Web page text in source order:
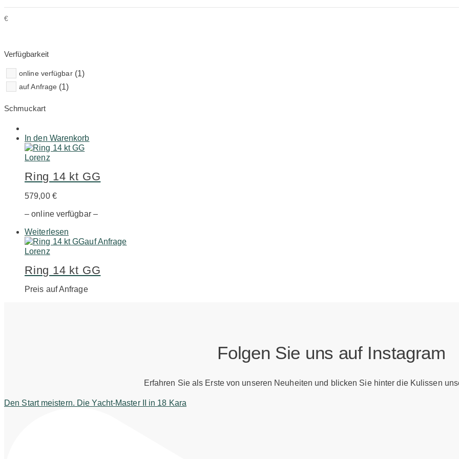
€
Verfügbarkeit
online verfügbar(1)
auf Anfrage (1)
Schmuckart
In den Warenkorb
Lorenz
Ring 14 kt GG
579,00 €
– online verfügbar –
Weiterlesen
auf Anfrage
Lorenz
Ring 14 kt GG
Preis auf Anfrage
Folgen Sie uns auf Instagram
Erfahren Sie als Erste von unseren Neuheiten und blicken Sie hinter die Kulissen
Den Start meistern. Die Yacht-Master II in 18 Kara